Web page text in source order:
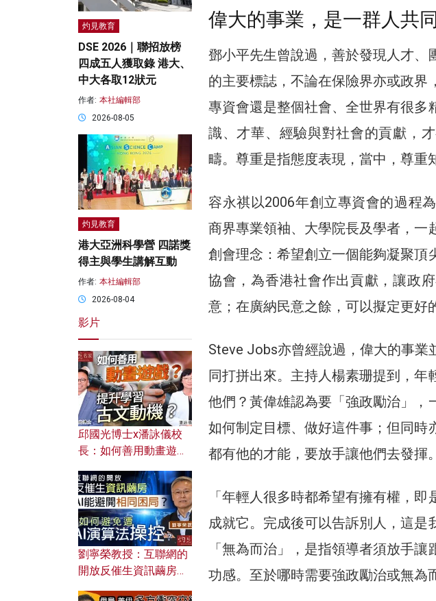
偉大的事業，是一群人共
鄧小平先生曾說過，善於發現人才、
的主要標誌，不論在保險界亦或政
專資會還是整個社會、全世界有很多
識、才華、經驗與對社會的貢獻，
疇。尊重是指態度表現，當中，尊重
容永祺以2006年創立專資會的過程
商界專業領袖、大學院長及學者，一
創會理念：希望創立一個能夠凝聚頂
協會，為香港社會作出貢獻，讓政
意；在廣納民意之餘，可以擬定更好
Steve Jobs亦曾經說過，偉大的事
同打拼出來。主持人楊素珊提到，
他們？黃偉雄認為要「強政勵治」，
如何制定目標、做好這件事；但同時
都有他的才能，要放手讓他們去發揮。
「年輕人很多時都希望有擁有權，
成就它。完成後可以告訴別人，這
「無為而治」，是指領導者須放手
功感。至於哪時需要強政勵治或無為
灼見教育
DSE 2026｜聯招放榜
四成五人獲取錄 港大、
中大各取12狀元
作者: 本社編輯部
2026-08-05
灼見教育
港大亞洲科學營 四諾獎
得主與學生講解互動
作者: 本社編輯部
2026-08-04
影片
邱國光博士x潘詠儀校
長：如何善用動畫遊戲
劉寧榮教授：互聯網的
開放反催生資訊繭房，